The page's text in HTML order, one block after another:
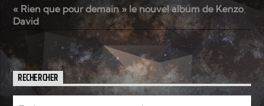
« Rien que pour demain » le nouvel album de Kenzo
David
RECHERCHER